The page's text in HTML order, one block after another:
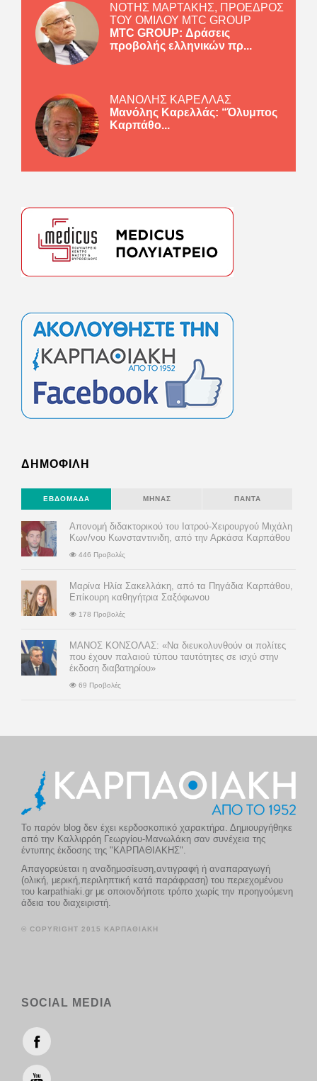
ΝΟΤΗΣ ΜΑΡΤΑΚΗΣ, ΠΡΟΕΔΡΟΣ
ΤΟΥ ΟΜΙΛΟΥ MTC GROUP
MTC GROUP: Δράσεις
προβολής ελληνικών πρ...
ΜΑΝΟΛΗΣ ΚΑΡΕΛΛΑΣ
Μανόλης Καρελλάς: “Όλυμπος
Καρπάθο...
ΔΗΜΟΦΙΛΗ
ΕΒΔΟΜΆΔΑ ΜΉΝΑΣ ΠΆΝΤΑ
Απονομή διδακτορικού του Ιατρού-Χειρουργού Μιχάλη
Κων/νου Κωνσταντινιδη, από την Αρκάσα Καρπάθου
446 Προβολές
Μαρίνα Ηλία Σακελλάκη, από τα Πηγάδια Καρπάθου,
Επίκουρη καθηγήτρια Σαξόφωνου
178 Προβολές
ΜΑΝΟΣ ΚΟΝΣΟΛΑΣ: «Να διευκολυνθούν οι πολίτες
που έχουν παλαιού τύπου ταυτότητες σε ισχύ στην
έκδοση διαβατηρίου»
69 Προβολές
Το παρόν blog δεν έχει κερδοσκοπικό χαρακτήρα. Δημιουργήθηκε
από την Καλλιρρόη Γεωργίου-Μανωλάκη σαν συνέχεια της
έντυπης έκδοσης της "ΚΑΡΠΑΘΙΑΚΗΣ".
Απαγορεύεται η αναδημοσίευση,αντιγραφή ή αναπαραγωγή
(ολική, μερική,περιληπτική κατά παράφραση) του περιεχομένου
του karpathiaki.gr με οποιονδήποτε τρόπο χωρίς την προηγούμενη
άδεια του διαχειριστή.
© COPYRIGHT 2015 ΚΑΡΠΑΘΙΑΚΗ
SOCIAL MEDIA